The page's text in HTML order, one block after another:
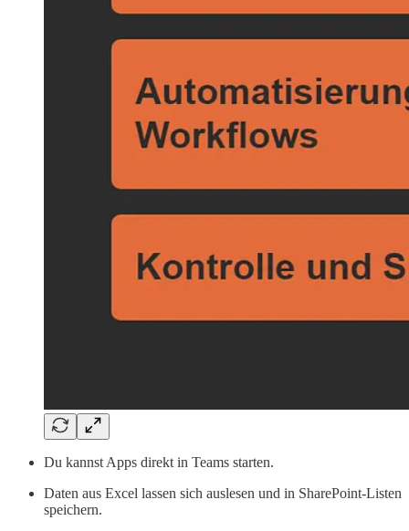
Du kannst Apps direkt in Teams starten.
Daten aus Excel lassen sich auslesen und in SharePoint-Listen
speichern.